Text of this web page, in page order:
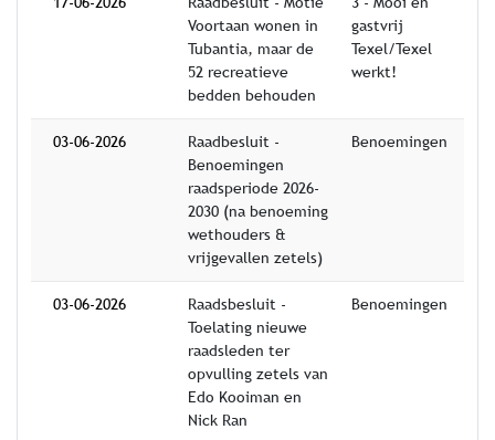
Voortaan wonen in
Tubantia, maar de
52 recreatieve
bedden behouden
gastvrij
Texel/Texel
werkt!
03-06-2026
Raadbesluit -
Benoemingen
raadsperiode 2026-
2030 (na benoeming
wethouders &
vrijgevallen zetels)
Benoemingen
03-06-2026
Raadsbesluit -
Toelating nieuwe
raadsleden ter
opvulling zetels van
Edo Kooiman en
Nick Ran
Benoemingen